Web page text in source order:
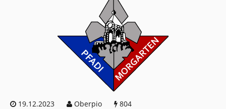
19.12.2023 Oberpio 804